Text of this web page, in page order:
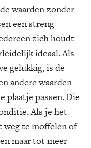
waarden zonder
een streng
zich houdt
ideaal. Als
gelukkig, is de
andere waarden
plaatje passen. Die
Als je het
weg te moffelen of
maar tot meer